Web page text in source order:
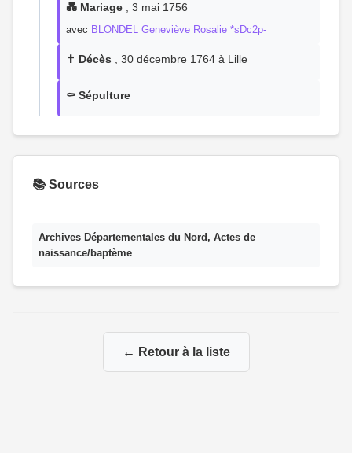
💑 Mariage , 3 mai 1756
avec BLONDEL Geneviève Rosalie *sDc2p-
✝️ Décès , 30 décembre 1764 à Lille
⚰️ Sépulture
📚 Sources
Archives Départementales du Nord, Actes de
naissance/baptème
← Retour à la liste